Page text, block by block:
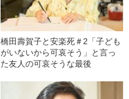
橋田壽賀子と安楽死＃2「子ども
がいないから可哀そう」と言っ
た友人の可哀そうな最後